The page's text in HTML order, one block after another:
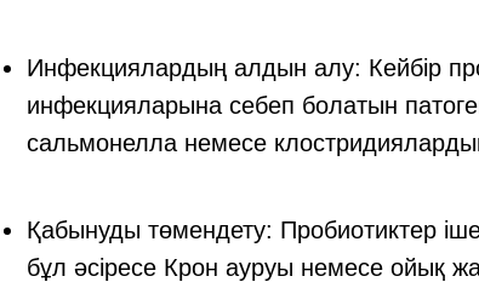
Инфекциялардың алдын алу: Кейбір
инфекцияларына себеп болатын
сальмонелла немесе
Қабынуды төмендету: Пробиотиктер
бұл әсіресе Крон ауруы немесе ойық